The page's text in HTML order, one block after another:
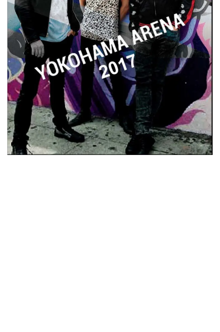
*NEW RELEASE (最新約3ヶ月)
2024.11.9
NGHFB / 2024年7月28日 フジロック’24公演 超高音質AI-SBD！
*NEW RELEASE (最新約3ヶ月)
2024.8.24
ウォーニング / 2024年4月22日 英リーズ公演 超高音質
IEM+Aud！
*NEW RELEASE (最新約3ヶ月)
2024.6.24
ビリー・ジョエル / 2024年3月24日 100Aniv. 米M.S.G公演 完全
収録！
*NEW RELEASE (最新約3ヶ月)
2024.6.24
リアム・ギャラガー / 2024年6月3日 カーディフ公演 IEM/AUD 完
全収録！
*NEW RELEASE (最新約3ヶ月)
2024.6.24
スコーピオンズ / 2024年6月15日 リスボン公演 FHD 完全収録！
*NEW RELEASE (最新約3ヶ月)
2024.6.20